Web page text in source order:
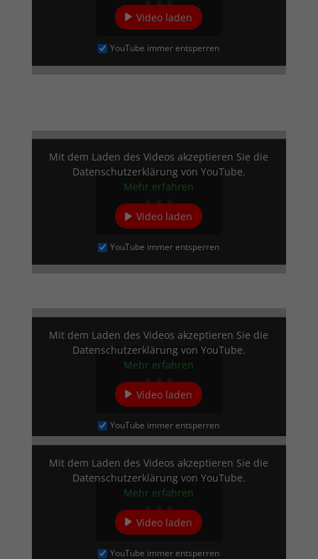
Vi­deo laden
You­Tube im­mer entsperren
Mit dem La­den des Vi­de­os ak­zep­tie­ren Sie die
Da­ten­schutz­er­klä­rung von You­Tube.
Mehr er­fah­ren
Vi­deo laden
You­Tube im­mer entsperren
Mit dem La­den des Vi­de­os ak­zep­tie­ren Sie die
Da­ten­schutz­er­klä­rung von You­Tube.
Mehr er­fah­ren
Vi­deo laden
You­Tube im­mer entsperren
Mit dem La­den des Vi­de­os ak­zep­tie­ren Sie die
Da­ten­schutz­er­klä­rung von You­Tube.
Mehr er­fah­ren
Vi­deo laden
You­Tube im­mer entsperren